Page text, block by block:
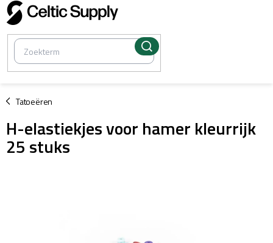
Overslaan
naar
inhoud
Tatoeëren
/
H-elastiekjes voor hamer kleurrijk
25 stuks